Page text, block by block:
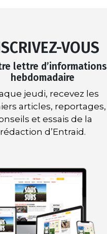
VOUS
lettre d’informations
hebdomadaire
jeudi, recevez les
articles, reportages,
et essais de la
rédaction d’Entraid.